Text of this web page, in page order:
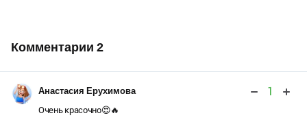
Комментарии 2
Анастасия Ерухимова 1
Очень красочно😍🔥